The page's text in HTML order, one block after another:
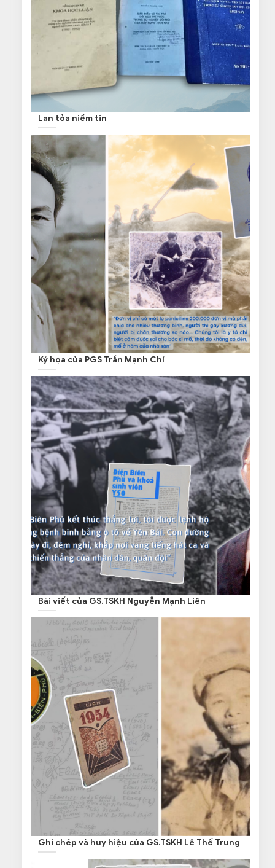
Lan tỏa niềm tin
Ký họa của PGS Trần Mạnh Chí
Bài viết của GS.TSKH Nguyễn Mạnh Liên
Ghi chép và huy hiệu của GS.TSKH Lê Thế Trung